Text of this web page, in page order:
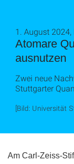
Atomare
ausnutzen
1. August 2024,
Zwei neue
Stuttgarter
[Bild: Universität
Am Carl-Zeiss-